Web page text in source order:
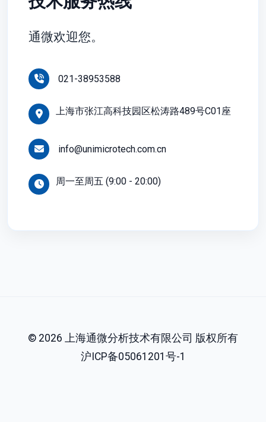
通微欢迎您。
021-38953588
上海市张江高科技园区松涛路489号C01座
info@unimicrotech.com.cn
周一至周五 (9:00 - 20:00)
© 2026 上海通微分析技术有限公司 版权所有
沪ICP备05061201号-1